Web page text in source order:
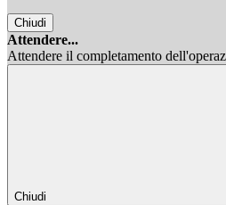
Chiudi
Attendere...
Attendere il completamento
Chiudi